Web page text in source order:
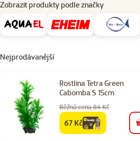
Zobrazit produkty podle značky
Nejprodávanější
Rostlina Tetra Green
Cabomba S 15cm
Běžná cena 84 Kč
familycena
67 Kč